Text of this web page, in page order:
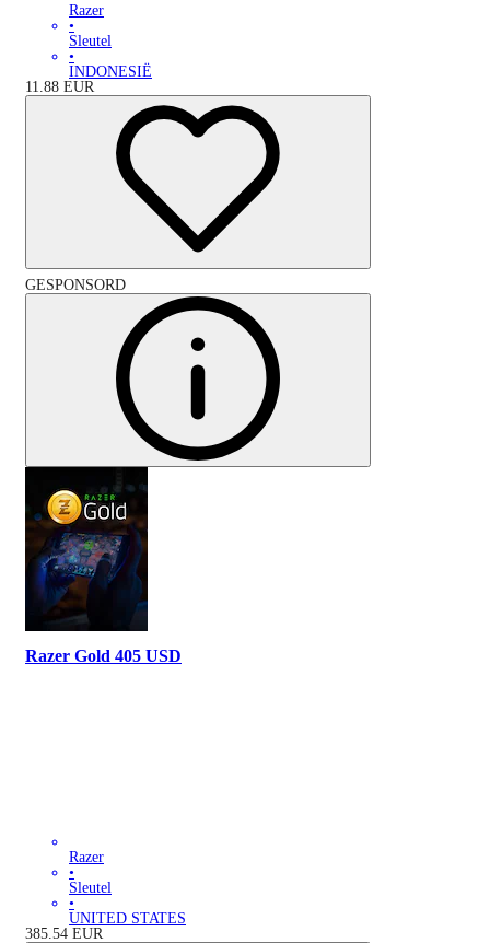
Razer
•
Sleutel
•
INDONESIË
11.88 EUR
GESPONSORD
Razer Gold 405 USD
Razer
•
Sleutel
•
UNITED STATES
385.54 EUR